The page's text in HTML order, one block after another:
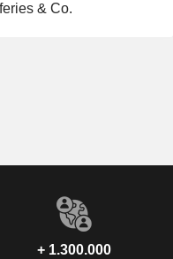
& Co.
+ 1.300.000